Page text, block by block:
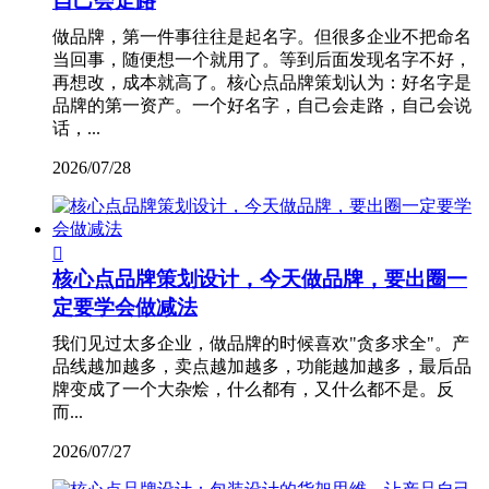
做品牌，第一件事往往是起名字。但很多企业不把命名
当回事，随便想一个就用了。等到后面发现名字不好，
再想改，成本就高了。核心点品牌策划认为：好名字是
品牌的第一资产。一个好名字，自己会走路，自己会说
话，...
2026/07/28

核心点品牌策划设计，今天做品牌，要出圈一
定要学会做减法
我们见过太多企业，做品牌的时候喜欢"贪多求全"。产
品线越加越多，卖点越加越多，功能越加越多，最后品
牌变成了一个大杂烩，什么都有，又什么都不是。反
而...
2026/07/27